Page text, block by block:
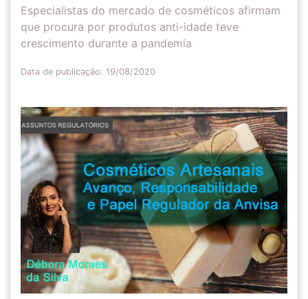
Especialistas do mercado de cosméticos afirmam
que procura por produtos anti-idade teve
crescimento durante a pandemia
Data de publicação: 19/08/2020